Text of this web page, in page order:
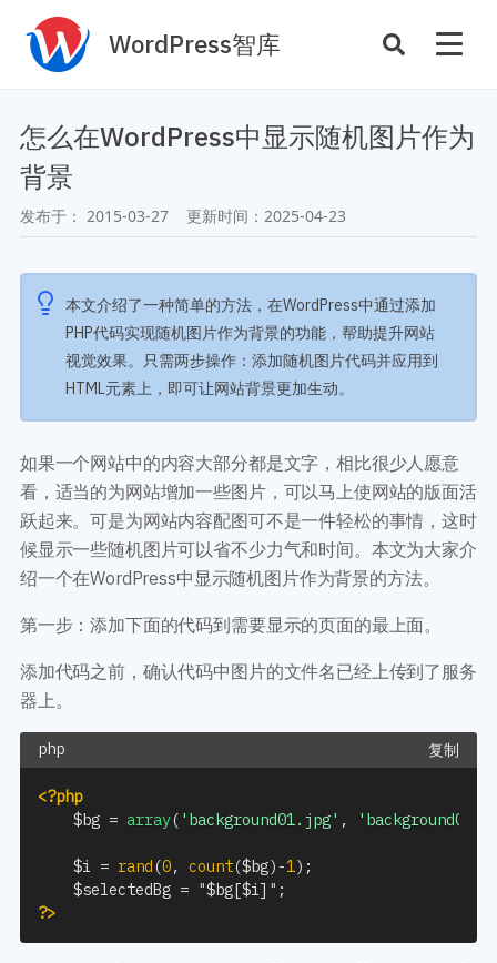
WordPress智库
主机托管 性能优化
案例
主题案例
插件案例
商店
插件商店
资源
主题推荐
插件推荐
开发手册
主题开发手册
插件开发手册
开发教程
主题开发分享
后台开发定制
开发文档手册
WP新闻资讯
技术专题
安全增强
性能优化
WooCommerce开发
电子商务和支付
服务咨询 登录
怎么在WordPress中显示随机图片作为
背景
发布于： 2015-03-27 更新时间： 2025-04-23
本文介绍了一种简单的方法，在WordPress中通过添加
PHP代码实现随机图片作为背景的功能，帮助提升网站
视觉效果。只需两步操作：添加随机图片代码并应用到
HTML元素上，即可让网站背景更加生动。
如果一个网站中的内容大部分都是文字，相比很少人愿意
看，适当的为网站增加一些图片，可以马上使网站的版面活
跃起来。可是为网站内容配图可不是一件轻松的事情，这时
候显示一些随机图片可以省不少力气和时间。本文为大家介
绍一个在WordPress中显示随机图片作为背景的方法。
第一步：添加下面的代码到需要显示的页面的最上面。
添加代码之前，确认代码中图片的文件名已经上传到了服务
器上。
复制
<?php
$bg = array( 'background01.jpg' ,
$i = rand(0, count($bg) -1) ;
$selectedBg = "$bg[$i] " ;
?>